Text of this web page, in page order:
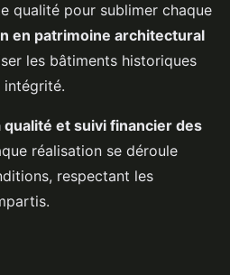
qualité pour sublimer chaque
en patrimoine architectural
les bâtiments historiques
qualité et suivi financier des
réalisation se déroule
respectant les